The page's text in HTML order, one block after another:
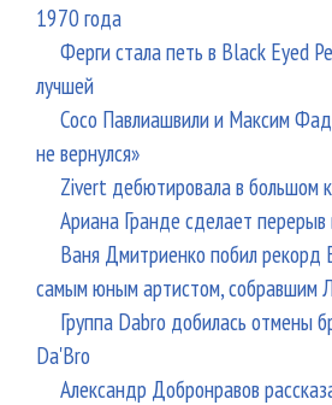
1970 года
Ферги стала петь в Black Eyed
лучшей
Сосо Павлиашвили и Максим
не вернулся»
Zivert дебютировала в большом
Ариана Гранде сделает перерыв
Ваня Дмитриенко побил рекорд
самым юным артистом, собравшим
Группа Dabro добилась отмены
Da'Bro
Александр Добронравов